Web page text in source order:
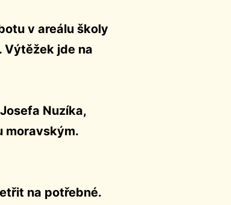
v areálu školy
Výtěžek jde na
Nuzíka,
moravským.
na potřebné.